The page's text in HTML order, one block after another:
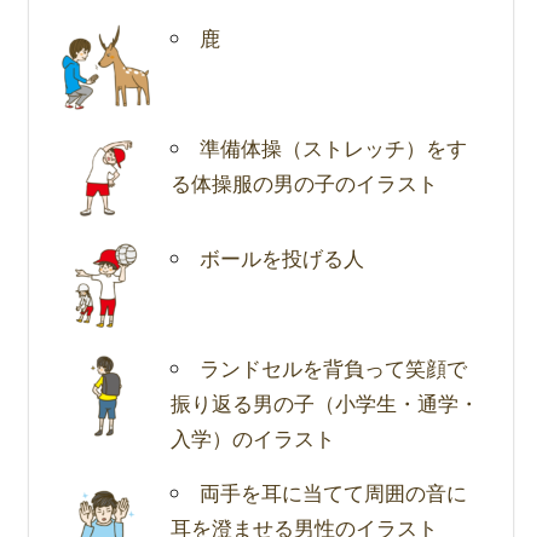
鹿
準備体操（ストレッチ）をす
る体操服の男の子のイラスト
ボールを投げる人
ランドセルを背負って笑顔で
振り返る男の子（小学生・通学・
入学）のイラスト
両手を耳に当てて周囲の音に
耳を澄ませる男性のイラスト